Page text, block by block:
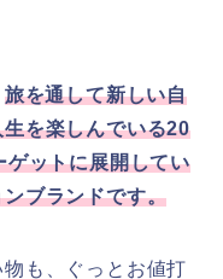
旅を通して新しい自
を楽しんでいる20
ゲットに展開してい
ブランドです。
も、ぐっとお値打